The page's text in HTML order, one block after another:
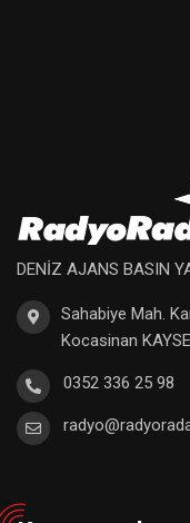
DENİZ AJANS BASIN
Sahabiye Mah.
Kocasinan
0352 336 25 98